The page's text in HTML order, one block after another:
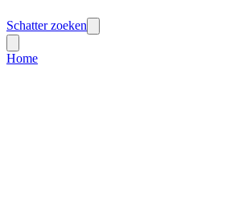
Schatter zoeken
Home